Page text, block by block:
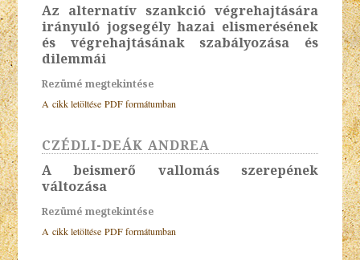
Az alternatív szankció végrehajtására
irányuló jogsegély hazai elismerésének
és végrehajtásának szabályozása és
dilemmái
Rezümé megtekintése
A cikk letöltése PDF formátumban
CZÉDLI-DEÁK ANDREA
A beismerő vallomás szerepének
változása
Rezümé megtekintése
A cikk letöltése PDF formátumban